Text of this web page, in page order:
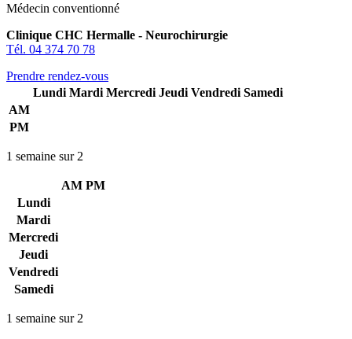
Médecin conventionné
Clinique CHC Hermalle - Neurochirurgie
Tél. 04 374 70 78
Prendre rendez-vous
Lundi Mardi Mercredi Jeudi Vendredi Samedi
AM
PM
1 semaine sur 2
AM PM
Lundi
Mardi
Mercredi
Jeudi
Vendredi
Samedi
1 semaine sur 2